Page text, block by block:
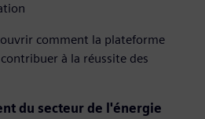
comment la plateforme
à la réussite des
du secteur de l'énergie